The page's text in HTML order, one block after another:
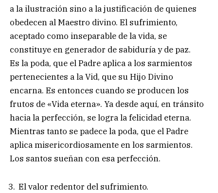
a la ilustración sino a la justificación de quienes
obedecen al Maestro divino. El sufrimiento,
aceptado como inseparable de la vida, se
constituye en generador de sabiduría y de paz.
Es la poda, que el Padre aplica a los sarmientos
pertenecientes a la Vid, que su Hijo Divino
encarna. Es entonces cuando se producen los
frutos de «Vida eterna». Ya desde aquí, en tránsito
hacia la perfección, se logra la felicidad eterna.
Mientras tanto se padece la poda, que el Padre
aplica misericordiosamente en los sarmientos.
Los santos sueñan con esa perfección.
El valor redentor del sufrimiento.